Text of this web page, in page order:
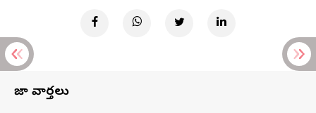
తాజా వార్తలు